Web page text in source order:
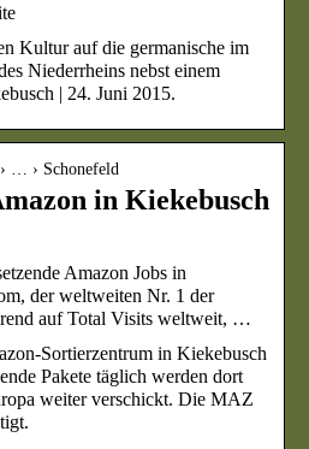
Kultur auf die germanische im
Niederrheins nebst einem
| 24. Juni 2015.
… › Schonefeld
in Kiekebusch
Amazon Jobs in
der weltweiten Nr. 1 der
auf Total Visits weltweit, …
Sortierzentrum in Kiekebusch
Pakete täglich werden dort
weiter verschickt. Die MAZ